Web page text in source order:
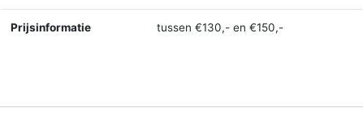
Prijsinformatie tussen €130,- en €150,-